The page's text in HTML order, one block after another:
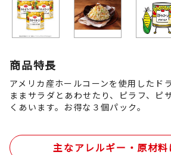
商品特長
アメリカ産ホールコーンを使用したド
ままサラダとあわせたり、ピラフ、ピ
くあいます。お得な３個パック。
主なアレルギー・原材料